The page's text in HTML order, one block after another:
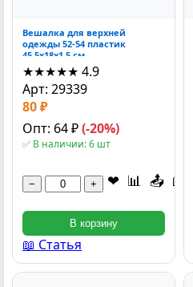
Вешалка для верхней
одежды 52-54 пластик
45.5x18x1.5 см
★★★★★ 4.9
Арт: 29339
80 ₽
Опт: 64 ₽(-20%)
✅ В наличии: 6 шт
− + ❤ 📊 📤 📖
В корзину
📖 Статья